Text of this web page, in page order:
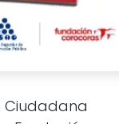
Ciudadana